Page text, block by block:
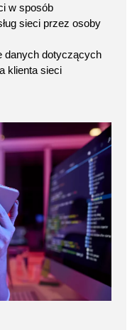
w sposób
sieci przez osoby
danych dotyczących
klienta sieci